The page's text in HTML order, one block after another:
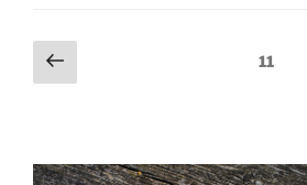
hectares
Pagination
des
Page
précédente
Page11